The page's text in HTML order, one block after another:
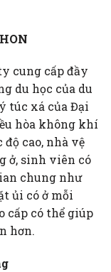
cung cấp đầy
du học của du
túc xá của Đại
hòa không khí
cao, nhà vệ
ở, sinh viên có
chung như
ủi có ở mỗi
cấp có thể giúp
hơn.